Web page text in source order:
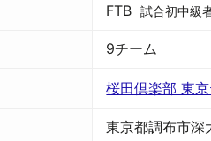
FTB 試合初中級
9チーム
桜田倶楽部 東
東京都調布市